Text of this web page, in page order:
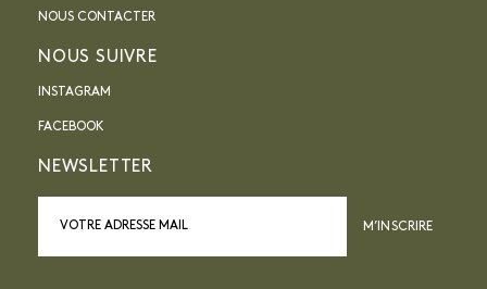
NOUS CONTACTER
NOUS SUIVRE
INSTAGRAM
FACEBOOK
NEWSLETTER
M’INSCRIRE